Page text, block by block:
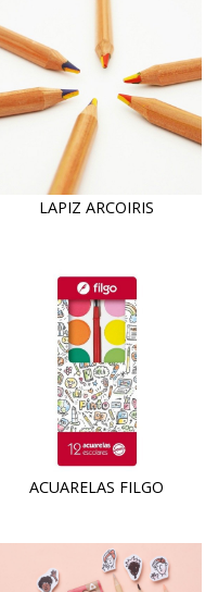
LAPIZ ARCOIRIS
ACUARELAS FILGO